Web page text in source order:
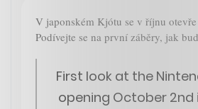
V japonském Kjótu se v říjnu
Podívejte se na první záběry, jak
First look at the
opening October 2nd